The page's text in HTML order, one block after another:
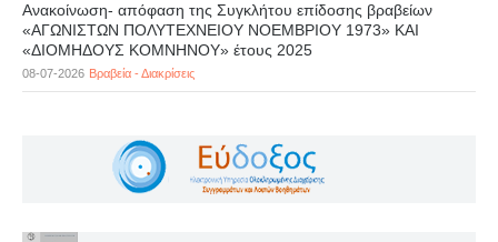
Ανακοίνωση- απόφαση της Συγκλήτου επίδοσης βραβείων
«ΑΓΩΝΙΣΤΩΝ ΠΟΛΥΤΕΧΝΕΙΟΥ ΝΟΕΜΒΡΙΟΥ 1973» ΚΑΙ
«ΔΙΟΜΗΔΟΥΣ ΚΟΜΝΗΝΟΥ» έτους 2025
08-07-2026 Βραβεία - Διακρίσεις